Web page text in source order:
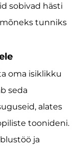
sobivad hästi
tunniks
oma isiklikku
seda
alates
toonideni.
ja